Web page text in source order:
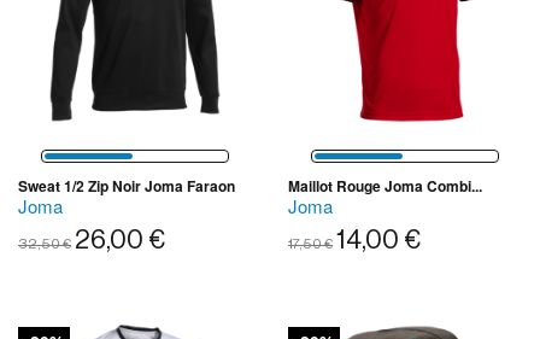
Sweat 1/2 Zip Noir Joma Faraon
Joma
32,50 € 26,00 €
Maillot Rouge Joma Combi...
Joma
17,50 € 14,00 €